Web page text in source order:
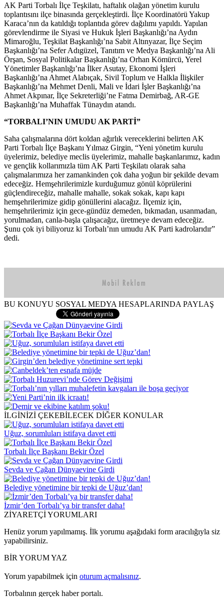
AK Parti Torbalı İlçe Teşkilatı, haftalık olağan yönetim kurulu
toplantısını ilçe binasında gerçekleştirdi. İlçe Koordinatörü Yakup
Karaca’nın da katıldığı toplantıda görev dağılımı yapıldı. Yapılan
görevlendirme ile Siyasi ve Hukuk İşleri Başkanlığı’na Aydın
Mimaroğlu, Teşkilat Başkanlığı’na Sabit Altınyazar, İlçe Seçim
Başkanlığı’na Sefer Adıgüzel, Tanıtım ve Medya Başkanlığı’na Ali
Örşan, Sosyal Politikalar Başkanlığı’na Orhan Kömürcü, Yerel
Yönetimler Başkanlığı’na İlker Asutay, Ekonomi İşleri
Başkanlığı’na Ahmet Alabıçak, Sivil Toplum ve Halkla İlişkiler
Başkanlığı’na Mehmet Denli, Mali ve İdari İşler Başkanlığı’na
Ahmet Akpınar, İlçe Sekreterliği’ne Fatma Demirbağ, AR-GE
Başkanlığı’na Muhaffak Tünaydın atandı.
“TORBALI’NIN UMUDU AK PARTİ”
Saha çalışmalarına dört koldan ağırlık vereceklerini belirten AK
Parti Torbalı İlçe Başkanı Yılmaz Girgin, “Yeni yönetim kurulu
üyelerimiz, belediye meclis üyelerimiz, mahalle başkanlarımız, kadın
ve gençlik kollarımızla tüm AK Parti Teşkilatı olarak saha
çalışmalarımıza her zamankinden çok daha yoğun bir şekilde devam
edeceğiz. Hemşehrilerimizle kurduğumuz gönül köprülerini
güçlendireceğiz, mahalle mahalle, sokak sokak, kapı kapı
hemşehrilerimize gidip gönüllerini alacağız. İlçemiz için,
hemşehrilerimiz için gece-gündüz demeden, bıkmadan, usanmadan,
yorulmadan, canla-başla çalışacağız, üretmeye devam edeceğiz.
Şunu çok iyi biliyoruz ki Torbalı’nın umudu AK Parti kadrolarıdır”
dedi.
BU KONUYU SOSYAL MEDYA HESAPLARINDA PAYLAŞ
İLGİNİZİ ÇEKEBİLECEK DİĞER KONULAR
Uğuz, sorumluları istifaya davet etti
Torbalı İlçe Başkanı Bekir Özel
Sevda ve Çağan Dünyaevine Girdi
Belediye yönetimine bir tepki de Uğuz’dan!
İzmir’den Torbalı’ya bir transfer daha!
ZİYARETÇİ YORUMLARI
Henüz yorum yapılmamış. İlk yorumu aşağıdaki form aracılığıyla siz
yapabilirsiniz.
BİR YORUM YAZ
Yorum yapabilmek için oturum açmalısınız.
Torbalının gerçek haber portalı.